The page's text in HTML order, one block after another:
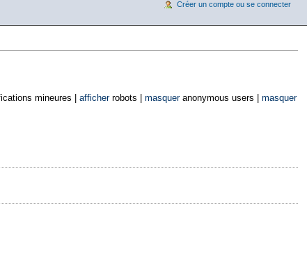
mineures | afficherrobots | masqueranonymous users | masquer
Créer un compte ou se connecter